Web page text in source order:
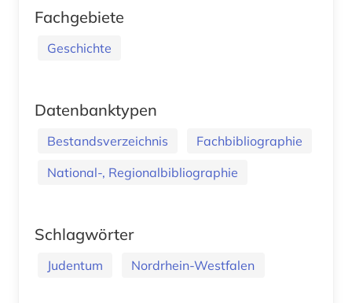
Fachgebiete
Geschichte
Datenbanktypen
Bestandsverzeichnis
Fachbibliographie
National-, Regionalbibliographie
Schlagwörter
Judentum Nordrhein-Westfalen